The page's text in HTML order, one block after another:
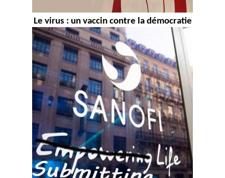
Le virus : un vaccin contre la démocratie